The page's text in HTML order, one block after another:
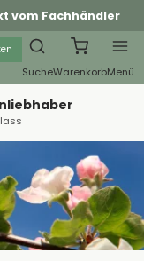
vom Fachhändler
SucheWarenkorbMenü